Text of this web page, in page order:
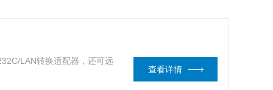
LAN转换适配器，还可远
查看详情